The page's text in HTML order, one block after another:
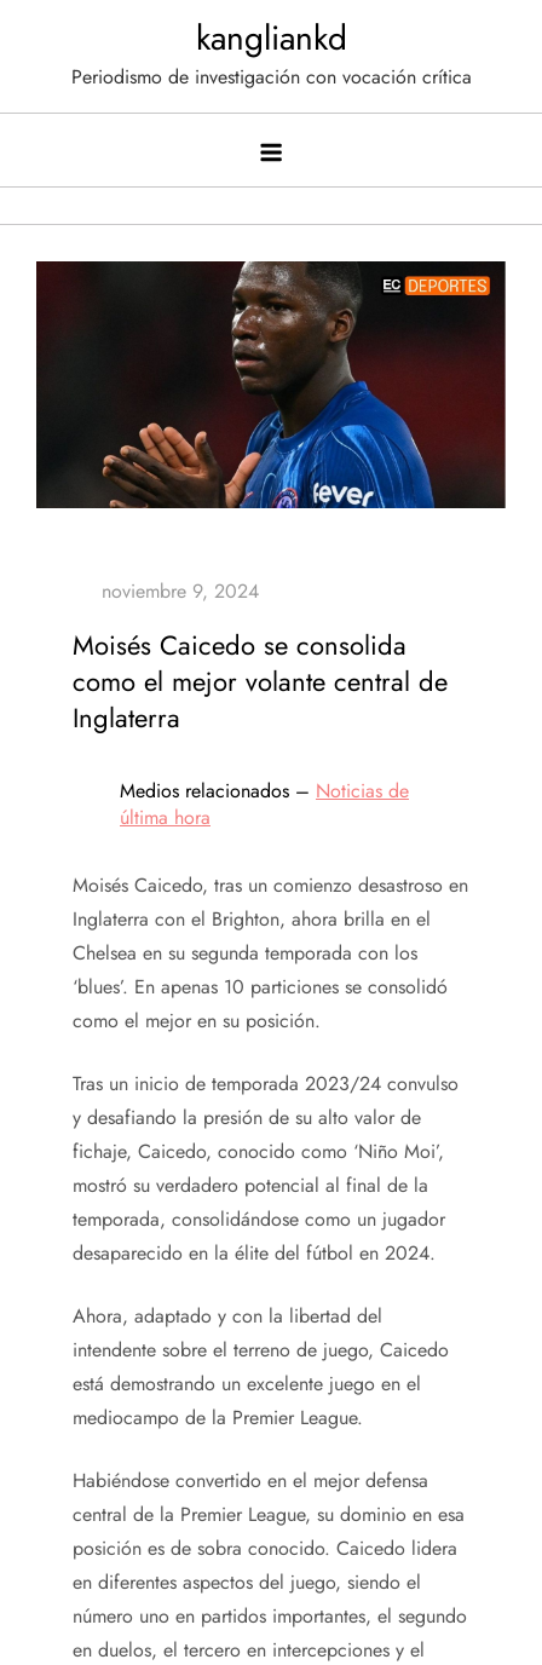
contenido
kangliankd
Periodismo de investigación con vocación crítica
Moisés Caicedo se consolida
como el mejor volante central de
Inglaterra
Medios relacionados – Noticias de
última hora
Moisés Caicedo, tras un comienzo desastroso en
Inglaterra con el Brighton, ahora brilla en el
Chelsea en su segunda temporada con los
‘blues’. En apenas 10 particiones se consolidó
como el mejor en su posición.
Tras un inicio de temporada 2023/24 convulso
y desafiando la presión de su alto valor de
fichaje, Caicedo, conocido como ‘Niño Moi’,
mostró su verdadero potencial al final de la
temporada, consolidándose como un jugador
desaparecido en la élite del fútbol en 2024.
Ahora, adaptado y con la libertad del
intendente sobre el terreno de juego, Caicedo
está demostrando un excelente juego en el
mediocampo de la Premier League.
Habiéndose convertido en el mejor defensa
central de la Premier League, su dominio en esa
posición es de sobra conocido. Caicedo lidera
en diferentes aspectos del juego, siendo el
número uno en partidos importantes, el segundo
en duelos, el tercero en intercepciones y el